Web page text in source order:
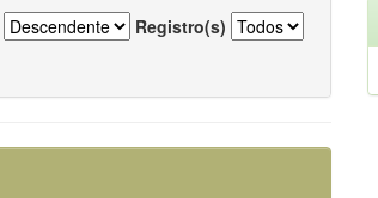
Registro(s)